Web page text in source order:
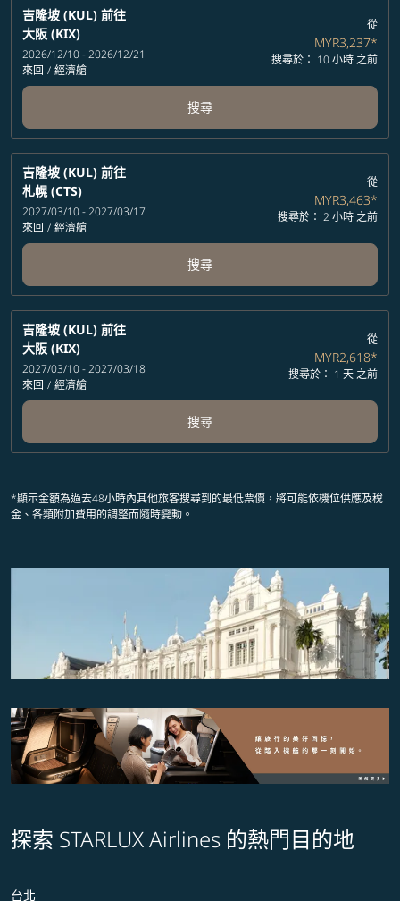
吉隆坡 (KUL) 前往
大阪 (KIX)
2026/12/10 - 2026/12/21
來回 / 經濟艙
從
MYR3,237*
搜尋於： 10 小時 之前
搜尋
吉隆坡 (KUL) 前往
札幌 (CTS)
2027/03/10 - 2027/03/17
來回 / 經濟艙
從
MYR3,463*
搜尋於： 2 小時 之前
搜尋
吉隆坡 (KUL) 前往
大阪 (KIX)
2027/03/10 - 2027/03/18
來回 / 經濟艙
從
MYR2,618*
搜尋於： 1 天 之前
搜尋
*顯示金額為過去48小時內其他旅客搜尋到的最低票價，將可能依機位供應及稅
金、各類附加費用的調整而隨時變動。
探索 STARLUX Airlines 的熱門目的地
台北